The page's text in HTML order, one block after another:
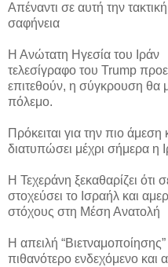
Απέναντι σε αυτή την
σαφήνεια
Η Ανώτατη Ηγεσία του
τελεσίγραφο του Trump
επιτεθούν, η σύγκρουση θα
πόλεμο.
Πρόκειται για την πιο
διατυπώσει μέχρι σήμερα η
Η Τεχεράνη ξεκαθαρίζει
στοχεύσει το Ισραήλ και
στόχους στη Μέση Ανατολή
Η απειλή
πιθανότερο ενδεχόμενο και